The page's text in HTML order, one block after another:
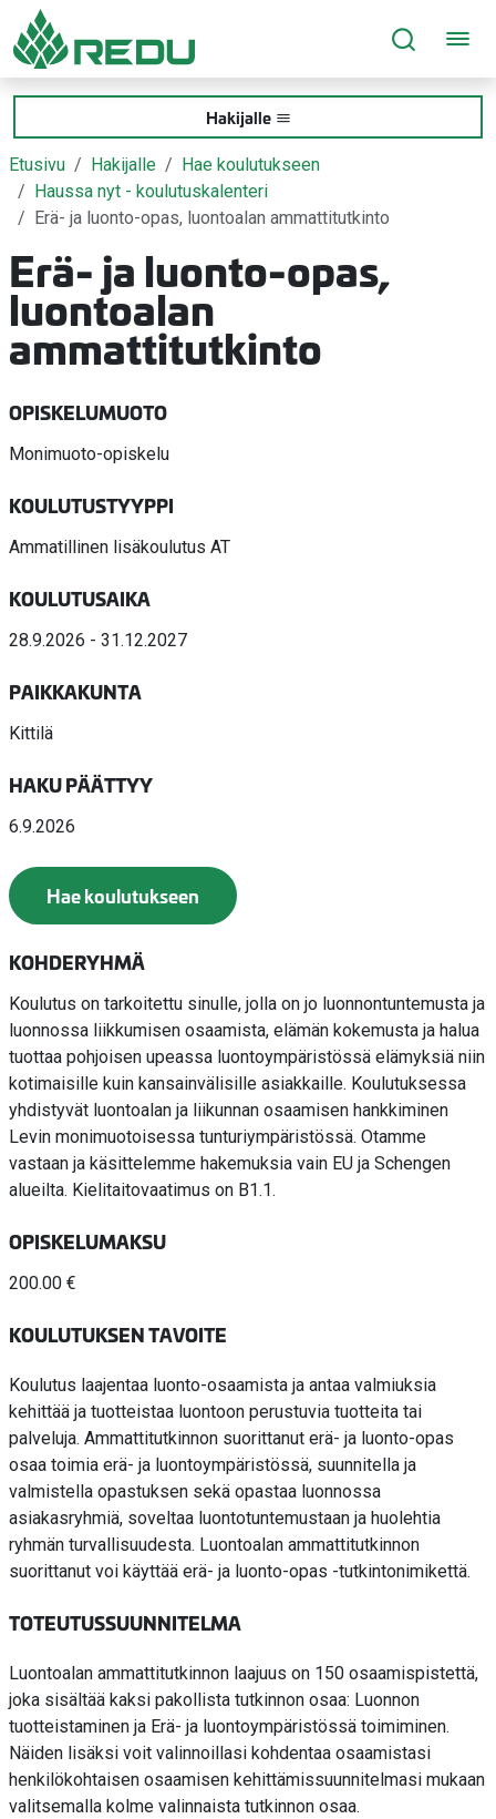
Siirry sivusisältöön
Hakijalle
Etusivu Hakijalle
Hae koulutukseen
Haussa nyt - koulutuskalenteri
Erä- ja luonto-opas, luontoalan ammattitutkinto
Erä- ja luonto-opas,
luontoalan
ammattitutkinto
OPISKELUMUOTO
Monimuoto-opiskelu
KOULUTUSTYYPPI
Ammatillinen lisäkoulutus AT
KOULUTUSAIKA
28.9.2026 - 31.12.2027
PAIKKAKUNTA
Kittilä
HAKU PÄÄTTYY
6.9.2026
Hae koulutukseen
KOHDERYHMÄ
Koulutus on tarkoitettu sinulle, jolla on jo luonnontuntemusta ja
luonnossa liikkumisen osaamista, elämän kokemusta ja halua
tuottaa pohjoisen upeassa luontoympäristössä elämyksiä niin
kotimaisille kuin kansainvälisille asiakkaille. Koulutuksessa
yhdistyvät luontoalan ja liikunnan osaamisen hankkiminen
Levin monimuotoisessa tunturiympäristössä. Otamme
vastaan ja käsittelemme hakemuksia vain EU ja Schengen
alueilta. Kielitaitovaatimus on B1.1.
OPISKELUMAKSU
200.00 €
KOULUTUKSEN TAVOITE
Koulutus laajentaa luonto-osaamista ja antaa valmiuksia
kehittää ja tuotteistaa luontoon perustuvia tuotteita tai
palveluja. Ammattitutkinnon suorittanut erä- ja luonto-opas
osaa toimia erä- ja luontoympäristössä, suunnitella ja
valmistella opastuksen sekä opastaa luonnossa
asiakasryhmiä, soveltaa luontotuntemustaan ja huolehtia
ryhmän turvallisuudesta. Luontoalan ammattitutkinnon
suorittanut voi käyttää erä- ja luonto-opas -tutkintonimikettä.
TOTEUTUSSUUNNITELMA
Luontoalan ammattitutkinnon laajuus on 150 osaamispistettä,
joka sisältää kaksi pakollista tutkinnon osaa: Luonnon
tuotteistaminen ja Erä- ja luontoympäristössä toimiminen.
Näiden lisäksi voit valinnoillasi kohdentaa osaamistasi
henkilökohtaisen osaamisen kehittämissuunnitelmasi mukaan
valitsemalla kolme valinnaista tutkinnon osaa.